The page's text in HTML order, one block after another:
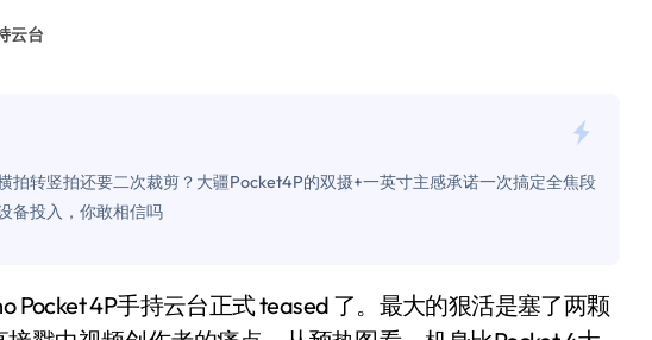
充电了！老司机教你3招真·快充
版，选错真的会后悔吗？
云台
拍转竖拍还要二次裁剪？大疆Pocket4P的双摄+一英寸主感承诺一次搞定全焦段
备投入，你敢相信吗